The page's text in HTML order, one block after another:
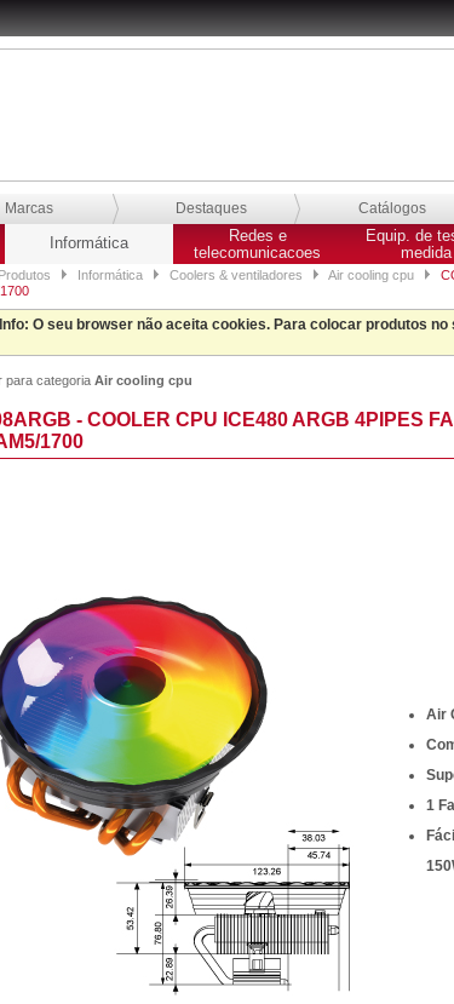
Marcas Destaques Catálogos
Informática
Redes e
telecomunicacoes
Equip. de
medida
Produtos Informática Coolers & ventiladores Air cooling cpu
Info: O seu browser não aceita cookies. Para colocar produtos
para categoria Air cooling cpu
- COOLER CPU ICE480 ARGB 4PIPES
1700
Air
1